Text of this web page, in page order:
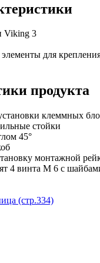
Viking 3
для
продукта
клеммных
стойки
45°
монтажной
4 винта M 6 с
(стр.334)